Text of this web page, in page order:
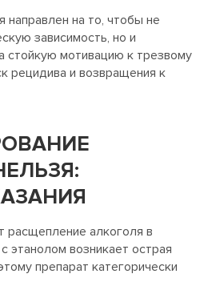
направлен на то, чтобы не
зависимость, но и
стойкую мотивацию к трезвому
рецидива и возвращения к
расщепление алкоголя в
этанолом возникает острая
препарат категорически